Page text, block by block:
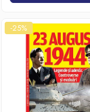
-25%